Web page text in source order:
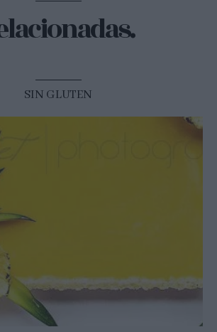
SIN GLUTEN